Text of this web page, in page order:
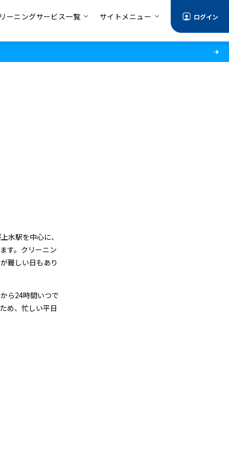
ーニングサービス一覧 サイトメニュー ログイン
水駅を中心に、
す。クリーニン
難しい日もあり
ら24時間いつで
め、忙しい平日